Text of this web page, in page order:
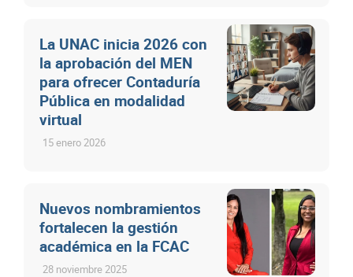
La UNAC inicia 2026 con
la aprobación del MEN
para ofrecer Contaduría
Pública en modalidad
virtual
15 enero 2026
Nuevos nombramientos
fortalecen la gestión
académica en la FCAC
28 noviembre 2025